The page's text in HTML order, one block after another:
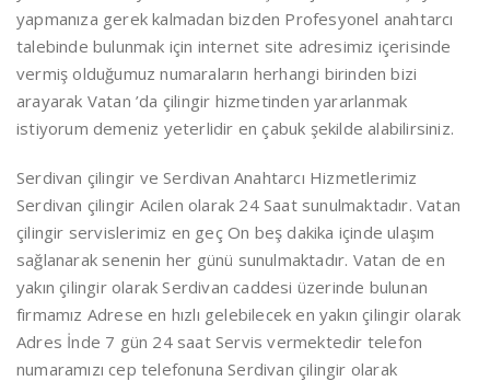
yapmanıza gerek kalmadan bizden Profesyonel anahtarcı
talebinde bulunmak için internet site adresimiz içerisinde
vermiş olduğumuz numaraların herhangi birinden bizi
arayarak Vatan ’da çilingir hizmetinden yararlanmak
istiyorum demeniz yeterlidir en çabuk şekilde alabilirsiniz.
Serdivan çilingir ve Serdivan Anahtarcı Hizmetlerimiz
Serdivan çilingir Acilen olarak 24 Saat sunulmaktadır. Vatan
çilingir servislerimiz en geç On beş dakika içinde ulaşım
sağlanarak senenin her günü sunulmaktadır. Vatan de en
yakın çilingir olarak Serdivan caddesi üzerinde bulunan
firmamız Adrese en hızlı gelebilecek en yakın çilingir olarak
Adres İnde 7 gün 24 saat Servis vermektedir telefon
numaramızı cep telefonuna Serdivan çilingir olarak